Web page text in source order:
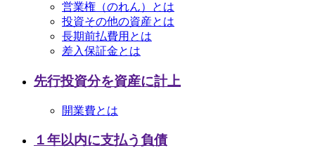
営業権（のれん）とは
投資その他の資産とは
長期前払費用とは
差入保証金とは
先行投資分を資産に計上
開業費とは
１年以内に支払う負債